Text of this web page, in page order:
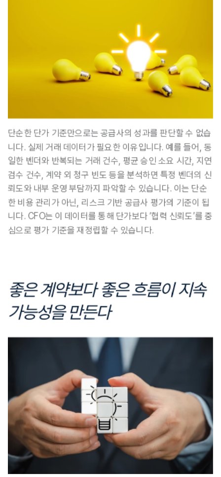
단순한 단가 기준만으로는 공급사의 성과를 판단할 수 없습
니다. 실제 거래 데이터가 필요한 이유입니다. 예를 들어, 동
일한 벤더와 반복되는 거래 건수, 평균 승인 소요 시간, 지연
검수 건수, 계약 외 청구 빈도 등을 분석하면 특정 벤더의 신
뢰도와 내부 운영 부담까지 파악할 수 있습니다. 이는 단순
한 비용 관리가 아닌, 리스크 기반 공급사 평가의 기준이 됩
니다. CFO는 이 데이터를 통해 단가보다 ‘협력 신뢰도’를 중
심으로 평가 기준을 재정립할 수 있습니다.
좋은 계약보다 좋은 흐름이 지속
가능성을 만든다